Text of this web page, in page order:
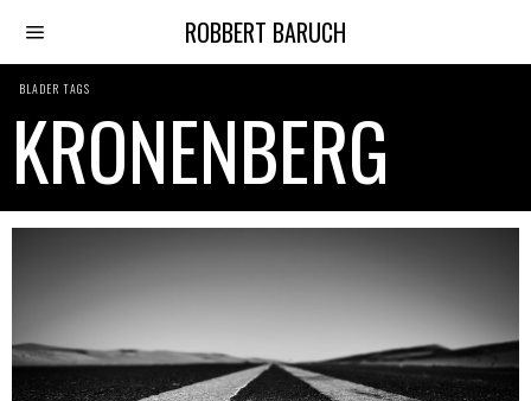
ROBBERT BARUCH
BLADER TAGS
KRONENBERG